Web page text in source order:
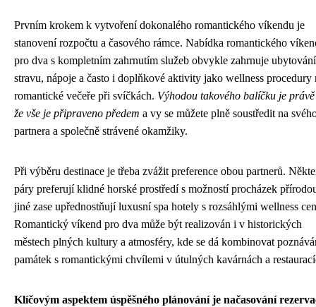
Prvním krokem k vytvoření dokonalého romantického víkendu je
stanovení rozpočtu a časového rámce. Nabídka romantického
pro dva s kompletním zahrnutím služeb obvykle zahrnuje
stravu, nápoje a často i doplňkové aktivity jako wellness procedury
romantické večeře při svíčkách. Výhodou takového balíčku je
že vše je připraveno předem a vy se můžete plně soustředit na
partnera a společně strávené okamžiky.
Při výběru destinace je třeba zvážit preference obou partnerů.
páry preferují klidné horské prostředí s možností procházek
jiné zase upřednostňují luxusní spa hotely s rozsáhlými wellness
Romantický víkend pro dva může být realizován i v historických
městech plných kultury a atmosféry, kde se dá kombinovat
památek s romantickými chvílemi v útulných kavárnách a
Klíčovým aspektem úspěšného plánování je načasování